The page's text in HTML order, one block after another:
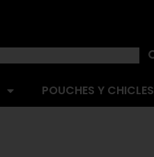
POUCHES Y CHICLES